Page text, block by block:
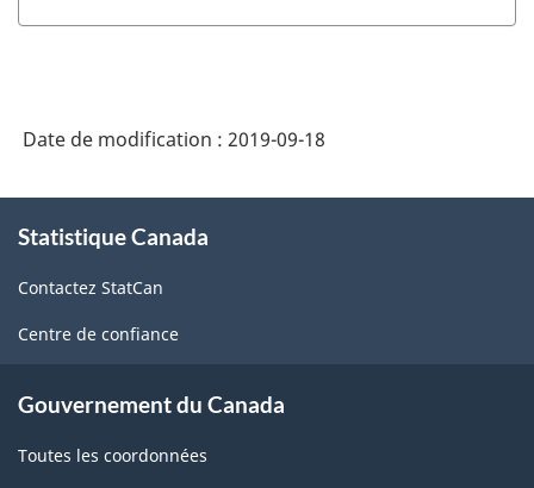
Date de modification : 2019-09-18
propos
ce
site
Statistique Canada
Contactez StatCan
Centre de confiance
Gouvernement du Canada
Toutes les coordonnées